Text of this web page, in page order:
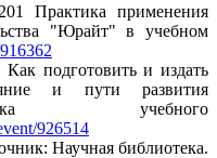
Практика применения
"Юрайт" в учебном
подготовить и издать
и пути развития
учебного
926514
Научная библиотека.